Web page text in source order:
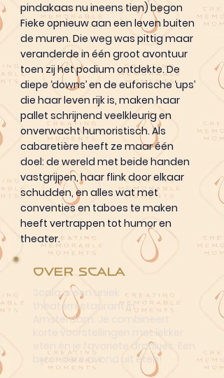
pindakaas nu ineens tien) begon
Fieke opnieuw aan een leven buiten
de muren. Die weg was pittig maar
veranderde in één groot avontuur
toen zij het podium ontdekte. De
diepe ‘downs’ en de euforische ‘ups’
die haar leven rijk is, maken haar
pallet schrijnend veelkleurig en
onverwacht humoristisch. Als
cabaretière heeft ze maar één
doel: de wereld met beide handen
vastgrijpen, haar flink door elkaar
schudden, en alles wat met
conventies en taboes te maken
heeft vertrappen tot humor en
theater.
Over Scala
Scala is een uniek
theaterrestaurant in
Amsterdam. Je combineert
korte voorstellingen met lekker
eten én je favoriete drankjes. Een
bijzondere avond uit eten!